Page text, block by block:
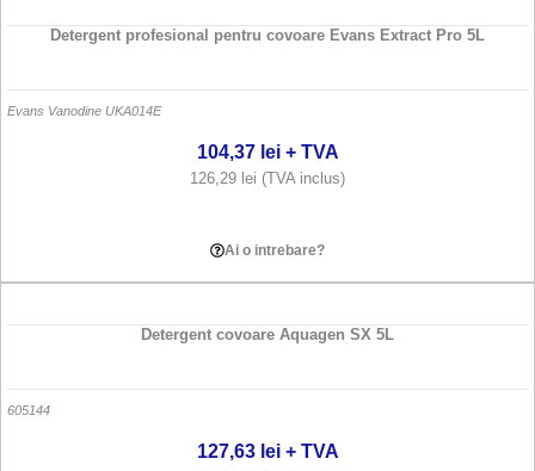
Detergent profesional pentru covoare Evans Extract Pro 5L
Evans Vanodine UKA014E
104,37 lei+ TVA
126,29 lei (TVA inclus)
Ai o intrebare?
Detergent covoare Aquagen SX 5L
605144
127,63 lei+ TVA